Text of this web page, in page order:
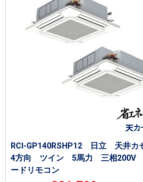
RCI-GP140RSHP12 日立 天井カ
4方向 ツイン 5馬力 三相200V
ードリモコン